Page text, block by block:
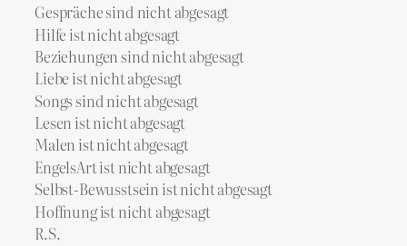
Gespräche sind nicht abgesagt
Hilfe ist nicht abgesagt
Beziehungen sind nicht abgesagt
Liebe ist nicht abgesagt
Songs sind nicht abgesagt
Lesen ist nicht abgesagt
Malen ist nicht abgesagt
EngelsArt ist nicht abgesagt
Selbst-Bewusstsein ist nicht abgesagt
Hoffnung ist nicht abgesagt
R.S.